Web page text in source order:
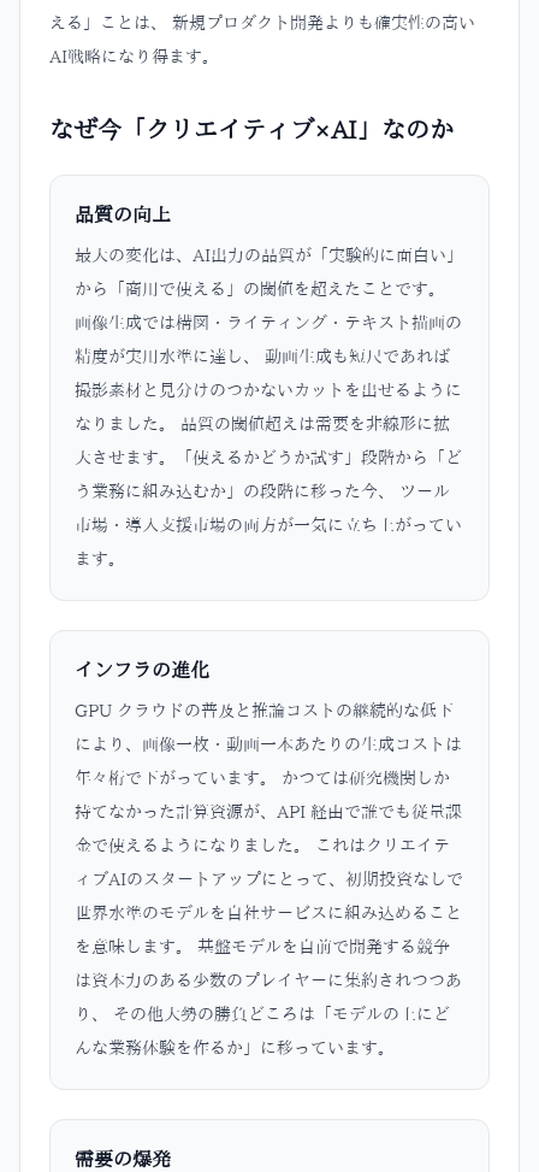
える」ことは、 新規プロダクト開発よりも確実性の高い
AI戦略になり得ます。
なぜ今「クリエイティブ×AI」なのか
品質の向上
最大の変化は、AI出力の品質が「実験的に面白い」
から「商用で使える」の閾値を超えたことです。
画像生成では構図・ライティング・テキスト描画の
精度が実用水準に達し、 動画生成も短尺であれば
撮影素材と見分けのつかないカットを出せるように
なりました。 品質の閾値超えは需要を非線形に拡
大させます。「使えるかどうか試す」段階から「ど
う業務に組み込むか」の段階に移った今、 ツール
市場・導入支援市場の両方が一気に立ち上がってい
ます。
インフラの進化
GPU クラウドの普及と推論コストの継続的な低下
により、画像一枚・動画一本あたりの生成コストは
年々桁で下がっています。 かつては研究機関しか
持てなかった計算資源が、API 経由で誰でも従量課
金で使えるようになりました。 これはクリエイテ
ィブAIのスタートアップにとって、初期投資なしで
世界水準のモデルを自社サービスに組み込めること
を意味します。 基盤モデルを自前で開発する競争
は資本力のある少数のプレイヤーに集約されつつあ
り、 その他大勢の勝負どころは「モデルの上にど
んな業務体験を作るか」に移っています。
需要の爆発